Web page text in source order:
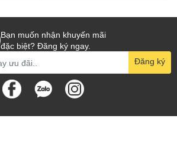
Bạn muốn nhận khuyến mãi
đặc biệt? Đăng ký ngay.
Đăng ký